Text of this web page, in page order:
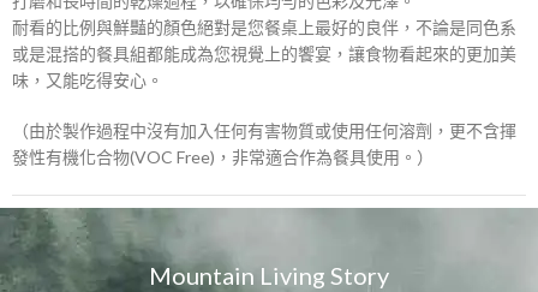
耐看的比例與鮮豔的顏色絕對是您餐桌上最好的良伴，不論是同色系
或是混搭的餐具組都能成為您視覺上的饗宴，讓食物看起來的更加美
味，又能吃得安心。
（由於製作過程中沒有加入任何有害物質或使用任何溶劑，更不含揮
發性有機化合物(VOC Free)，非常適合作為餐具使用。）
Mountain Living Story